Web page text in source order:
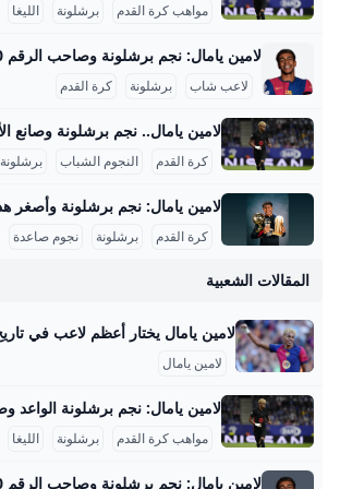
مواهب كرة القدم برشلونة الليغا
لاعب شاب برشلونة كرة القدم
كرة القدم النجوم الشباب برشلونة
كرة القدم برشلونة نجوم صاعدة
المقالات الشعبية
لامين يامال
مواهب كرة القدم برشلونة الليغا